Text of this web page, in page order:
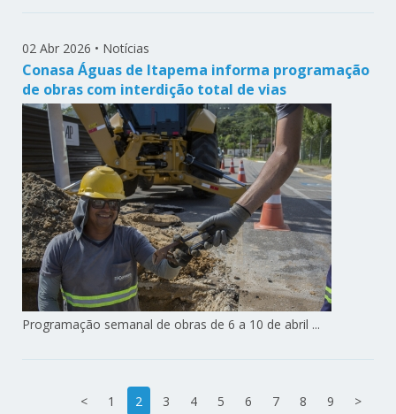
02 Abr 2026 • Notícias
Conasa Águas de Itapema informa programação
de obras com interdição total de vias
Programação semanal de obras de 6 a 10 de abril ...
< 1 2 3 4 5 6 7 8 9 >